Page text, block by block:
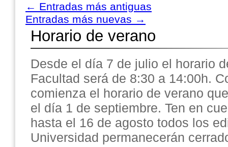
← Entradas más antiguas
Entradas más nuevas →
Horario de verano
Desde el día 7 de julio el horario
Facultad será de 8:30 a 14:00h.
comienza el horario de verano
el día 1 de septiembre. Ten en
hasta el 16 de agosto todos los
Universidad permanecerán